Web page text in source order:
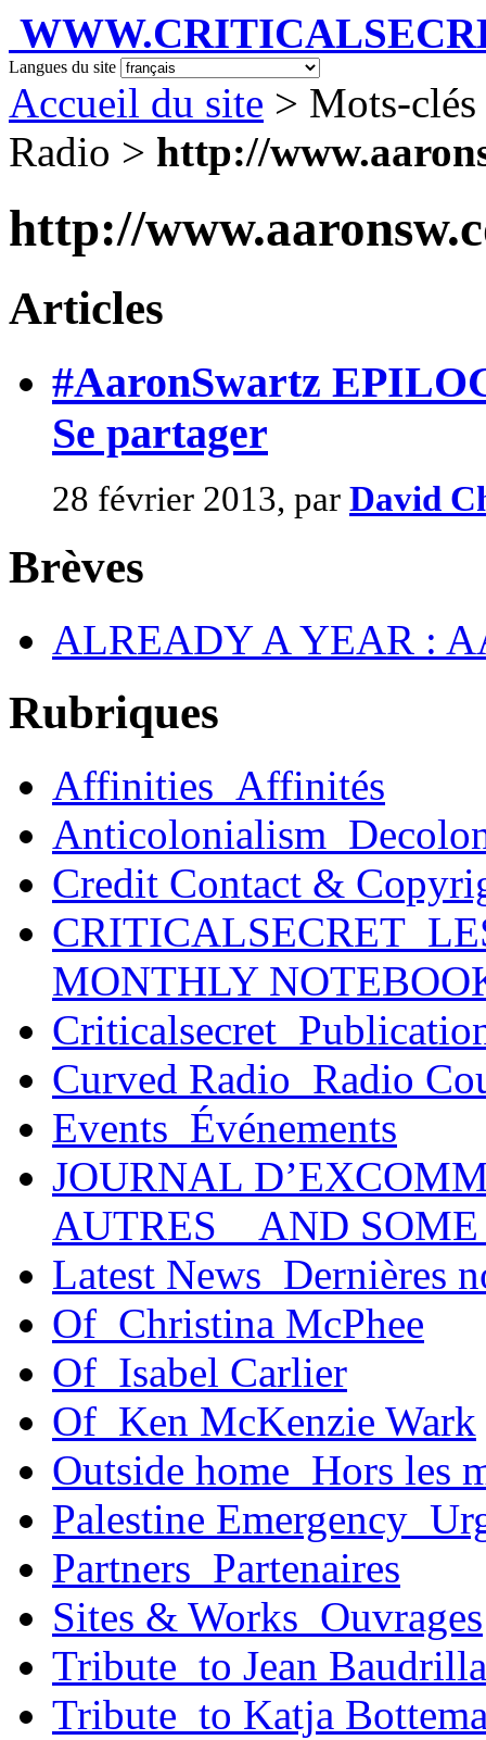
Langues du site
Accueil du site > Mots-
Radio > http://
http://
Articles
#AaronSwartz
Se partager
28 février 2013, par David
Brèves
ALREADY A YEAR :
Rubriques
Affinities_Affinités
Credit Contact &
MONTHLY
Curved Radio_Radio
Events_Événements
JOURNAL
AUTRES _ AND
Latest News_Dernières
Of_Christina McPhee
Of_Isabel Carlier
Of_Ken McKenzie Wark
Outside home_Hors les
Palestine
Partners_Partenaires
Sites & Works_Ouvrages
Tribute_to Jean
Tribute_to Katja